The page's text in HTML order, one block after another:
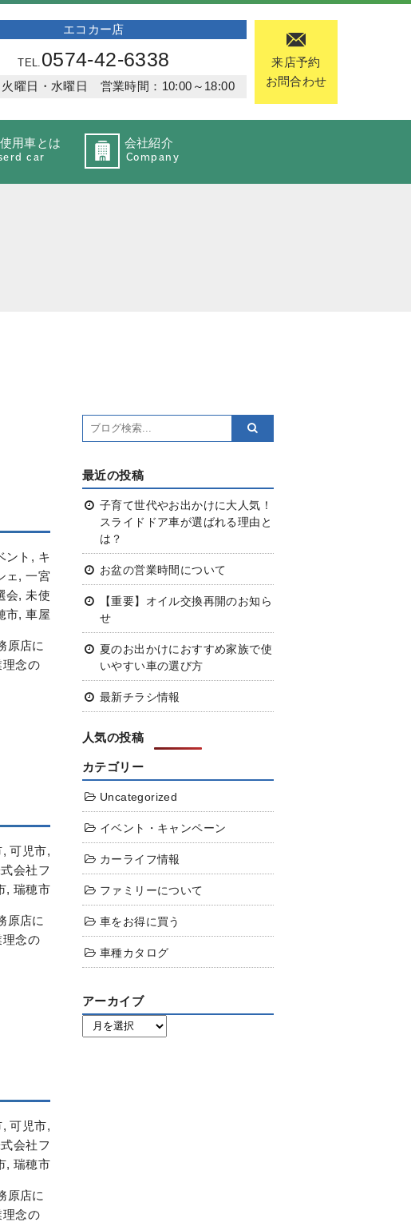
エコカー店
TEL. 0574-42-6338
火曜日・水曜日 営業時間：10:00～18:00
来店予約
お問合わせ
用車とは
car
会社紹介
Company
ント , キ
ェ ,一宮
会,未使
市,車屋
原店に
理念の
,可児市,
会社フ
, 瑞穂市
原店に
理念の
,可児市,
会社フ
, 瑞穂市
原店に
理念の
最近の投稿
子育て世代やお出かけに大人気！
スライドドア車が選ばれる理由と
は？
お盆の営業時間について
【重要】オイル交換再開のお知ら
せ
夏のお出かけにおすすめ家族で使
いやすい車の選び方
最新チラシ情報
人気の投稿
カテゴリー
Uncategorized
イベント・キャンペーン
カーライフ情報
ファミリーについて
車をお得に買う
車種カタログ
アーカイブ